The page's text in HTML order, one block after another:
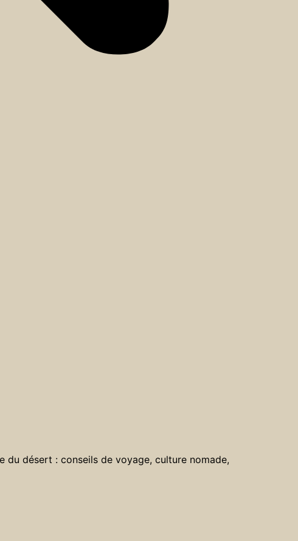
du désert : conseils de voyage, culture nomade,